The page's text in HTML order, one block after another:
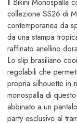
collezione SS26 di
contemporanea da
da una stampa
raffinato anellino
Lo slip brasiliano
regolabili che
propria silhouette in
monospalla di
abbinato a un
party esclusivo al